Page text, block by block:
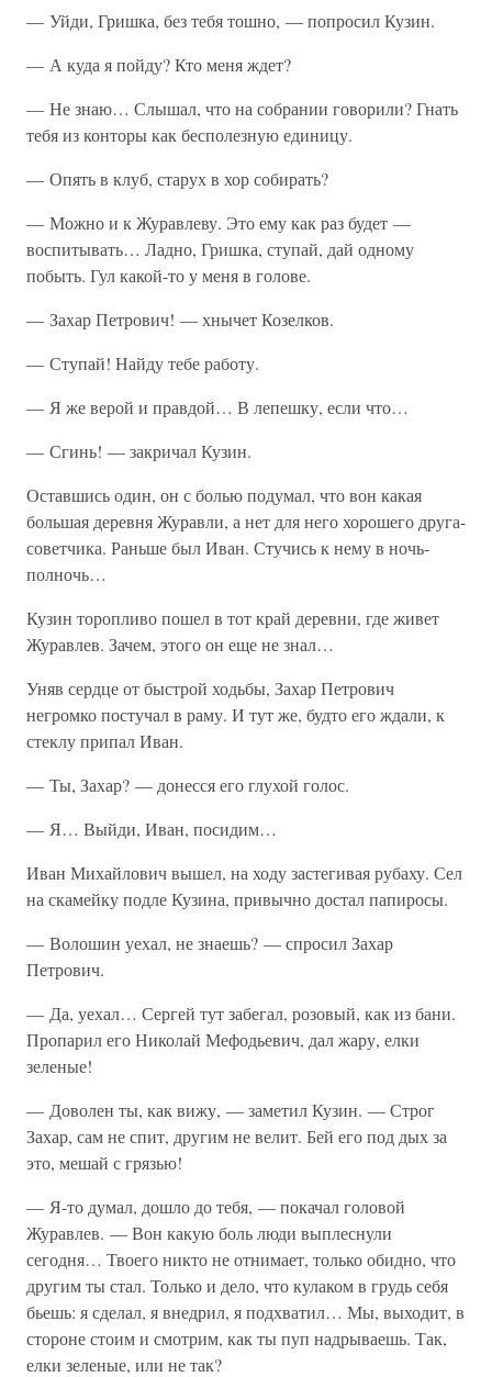
— Уйди, Гришка, без тебя тошно, — попросил Кузин.
— А куда я пойду? Кто меня ждет?
— Не знаю… Слышал, что на собрании говорили? Гнать
тебя из конторы как бесполезную единицу.
— Опять в клуб, старух в хор собирать?
— Можно и к Журавлеву. Это ему как раз будет —
воспитывать… Ладно, Гришка, ступай, дай одному
побыть. Гул какой-то у меня в голове.
— Захар Петрович! — хнычет Козелков.
— Ступай! Найду тебе работу.
— Я же верой и правдой… В лепешку, если что…
— Сгинь! — закричал Кузин.
Оставшись один, он с болью подумал, что вон какая
большая деревня Журавли, а нет для него хорошего друга-
советчика. Раньше был Иван. Стучись к нему в ночь-
полночь…
Кузин торопливо пошел в тот край деревни, где живет
Журавлев. Зачем, этого он еще не знал…
Уняв сердце от быстрой ходьбы, Захар Петрович
негромко постучал в раму. И тут же, будто его ждали, к
стеклу припал Иван.
— Ты, Захар? — донесся его глухой голос.
— Я… Выйди, Иван, посидим…
Иван Михайлович вышел, на ходу застегивая рубаху. Сел
на скамейку подле Кузина, привычно достал папиросы.
— Волошин уехал, не знаешь? — спросил Захар
Петрович.
— Да, уехал… Сергей тут забегал, розовый, как из бани.
Пропарил его Николай Мефодьевич, дал жару, елки
зеленые!
— Доволен ты, как вижу, — заметил Кузин. — Строг
Захар, сам не спит, другим не велит. Бей его под дых за
это, мешай с грязью!
— Я-то думал, дошло до тебя, — покачал головой
Журавлев. — Вон какую боль люди выплеснули
сегодня… Твоего никто не отнимает, только обидно, что
другим ты стал. Только и дело, что кулаком в грудь себя
бьешь: я сделал, я внедрил, я подхватил… Мы, выходит, в
стороне стоим и смотрим, как ты пуп надрываешь. Так,
елки зеленые, или не так?